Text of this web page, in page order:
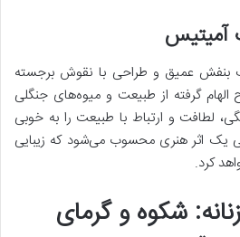
آمیتیس
بنفش عمیق و طراحی با نقوش برجسته
گرفته از طبیعت و میوه‌های جنگلی
لطافت و ارتباط با طبیعت را به خوبی
یک اثر هنری محسوب می‌شود که زیبایی
کرد.
شکوه و گرمای